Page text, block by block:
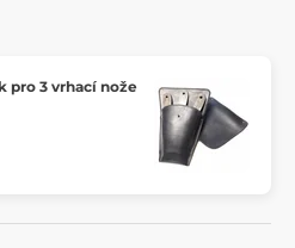
pro 3 vrhací nože